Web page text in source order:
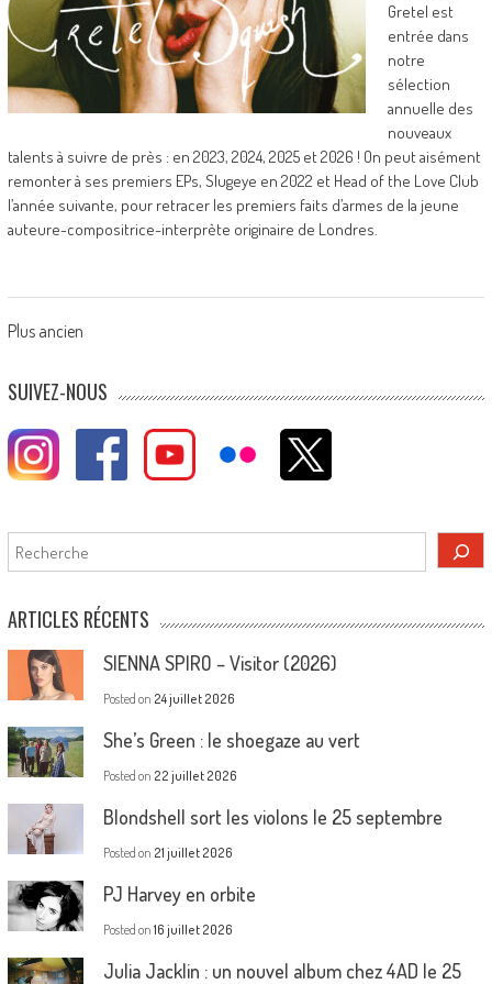
Gretel est
entrée dans
notre
sélection
annuelle des
nouveaux
talents à suivre de près : en 2023, 2024, 2025 et 2026 ! On peut aisément
remonter à ses premiers EPs, Slugeye en 2022 et Head of the Love Club
l’année suivante, pour retracer les premiers faits d’armes de la jeune
auteure-compositrice-interprète originaire de Londres.
Posts
navigation
Plus ancien
SUIVEZ-NOUS
Rechercher
ARTICLES RÉCENTS
SIENNA SPIRO – Visitor (2026)
Posted on 24 juillet 2026
She’s Green : le shoegaze au vert
Posted on 22 juillet 2026
Blondshell sort les violons le 25 septembre
Posted on 21 juillet 2026
PJ Harvey en orbite
Posted on 16 juillet 2026
Julia Jacklin : un nouvel album chez 4AD le 25